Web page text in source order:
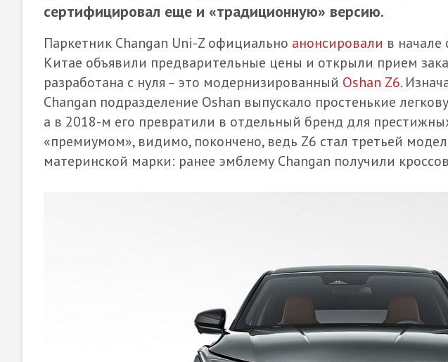
сертифицировал еще и «традиционную» версию.
Паркетник Changan Uni-Z официально анонсировали в начале
Китае объявили предварительные цены и открыли прием
разработана с нуля – это модернизированный Oshan Z6.
Changan подразделение Oshan выпускало простенькие
а в 2018-м его превратили в отдельный бренд для
«премиумом», видимо, покончено, ведь Z6 стал третьей
материнской марки: ранее эмблему Changan получили